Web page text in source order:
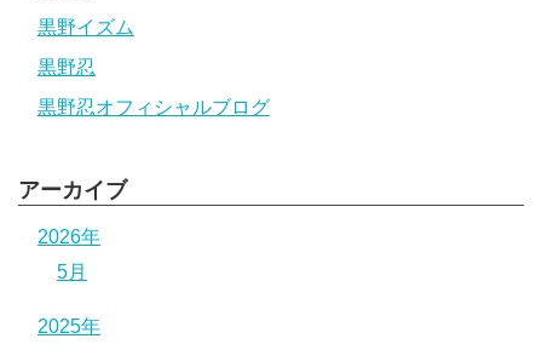
黒野イズム
黒野忍
黒野忍オフィシャルブログ
アーカイブ
2026年
5月
2025年